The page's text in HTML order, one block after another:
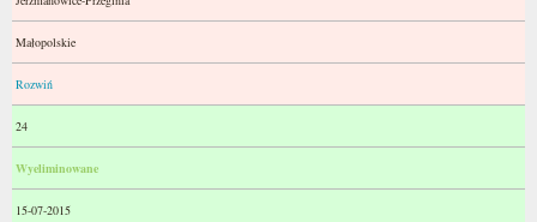
Małopolskie
Rozwiń
24
Wyeliminowane
15-07-2015